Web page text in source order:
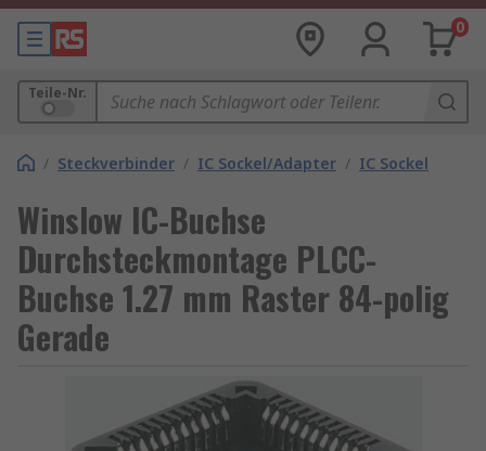
0
Teile-Nr.
/ Steckverbinder / IC Sockel/Adapter / IC Sockel
Winslow IC-Buchse
Durchsteckmontage PLCC-
Buchse 1.27 mm Raster 84-polig
Gerade